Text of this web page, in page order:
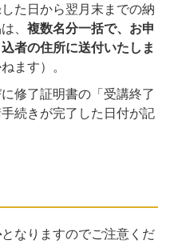
た日から翌月末までの納
、 複数名分一括で、お申
者の住所に送付いたしま
ます）。
修了証明書の「受講終了
続きが完了した日付が記
となりますのでご注意くだ